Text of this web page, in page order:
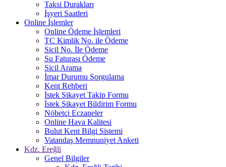
Taksi Durakları
İşyeri Saatleri
Online İşlemler
Online Ödeme İşlemleri
TC Kimlik No. ile Ödeme
Sicil No. İle Ödeme
Su Faturası Ödeme
Sicil Arama
İmar Durumu Sorgulama
Kent Rehberi
İstek Şikayet Takip Formu
İstek Şikayet Bildirim Formu
Nöbetçi Eczaneler
Online Hava Kalitesi
Bulut Kent Bilgi Sistemi
Vatandaş Memnuniyet Anketi
Kdz. Ereğli
Genel Bilgiler